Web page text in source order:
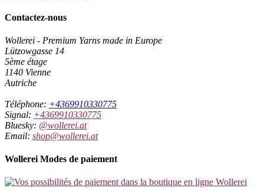
Contactez-nous
Wollerei - Premium Yarns made in Europe
Lützowgasse 14
5ème étage
1140 Vienne
Autriche
Téléphone: +4369910330775
Signal: +4369910330775
Bluesky: @wollerei.at
Email: shop@wollerei.at
Wollerei Modes de paiement